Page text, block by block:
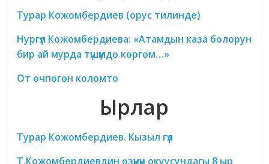
Турар Кожомбердиев (орус тилинде)
Нургүл Кожомбердиева: «Атамдын каза болорун
бир ай мурда түшүмдө көргөм…»
От өчпөгөн коломто
Ырлар
Турар Кожомбердиев. Кызыл гүл
Т.Кожомбердиевдин өзүнүн окуусундагы 8 ыр